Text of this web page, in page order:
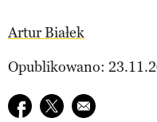
Artur Białek
Opublikowano:
Udostępnij na facebook
Udostępnij na
E-mail do